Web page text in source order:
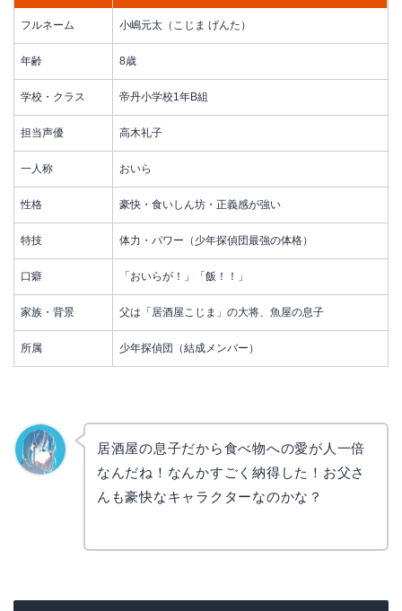
フルネーム 小嶋元太（こじま げんた）
年齢 8歳
学校・クラス 帝丹小学校1年B組
担当声優 高木礼子
一人称 おいら
性格 豪快・食いしん坊・正義感が強い
特技 体力・パワー（少年探偵団最強の体格）
口癖 「おいらが！」「飯！！」
家族・背景 父は「居酒屋こじま」の大将、魚屋の息子
所属 少年探偵団（結成メンバー）
居酒屋の息子だから食べ物への愛が人一倍
なんだね！なんかすごく納得した！お父さ
んも豪快なキャラクターなのかな？